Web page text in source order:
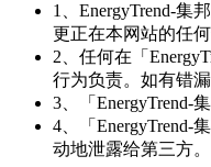
1、EnergyTrend-
更正在本网站的任
2、任何在「
行为负责。如有错
3、「EnergyTrend-
4、「EnergyTrend-
动地泄露给第三方。